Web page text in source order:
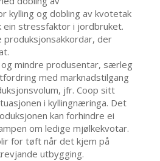
kylling og dobling av kvotetak
ein stressfaktor i jordbruket.
der
mindre produsentar, særleg
med marknadstilgang
jfr. Coop sitt
i kyllingnæringa. Det
kan forhindre ei
om ledige mjølkekvotar.
for tøft når det kjem på
utbygging.